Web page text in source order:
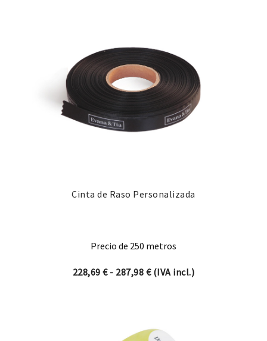
Cinta de Raso Personalizada
Precio de 250 metros
228,69€ - 287,98 €Rango de precios: desde
(IVA incl.)